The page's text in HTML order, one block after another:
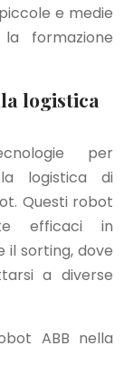
e medie
formazione
logistica
per
la logistica di
Questi robot
efficaci in
il sorting, dove
a diverse
ABB nella